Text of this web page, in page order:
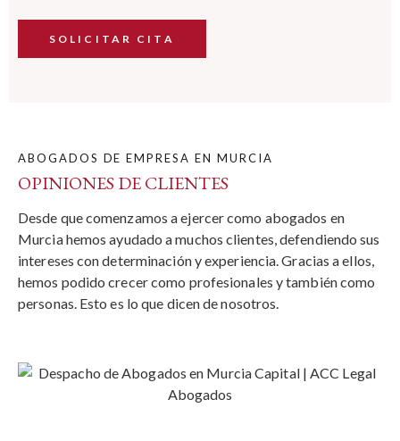
SOLICITAR CITA
ABOGADOS DE EMPRESA EN MURCIA
OPINIONES DE CLIENTES
Desde que comenzamos a ejercer como abogados en
Murciahemos ayudado a muchos clientes, defendiendo sus
intereses con determinación y experiencia. Gracias a ellos,
hemos podido crecer como profesionales y también como
personas. Esto es lo que dicen de nosotros.